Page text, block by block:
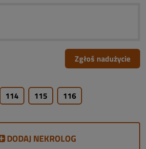
Zgłoś nadużycie
114 115 116
DODAJ NEKROLOG